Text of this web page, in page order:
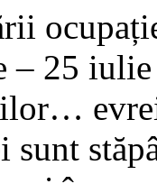
– 25
sunt